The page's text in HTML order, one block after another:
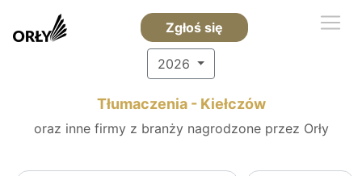
Zgłoś się
2026
Tłumaczenia - Kiełczów
oraz inne firmy z branży nagrodzone przez Orły